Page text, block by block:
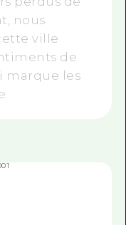
nous
ville
de
marque les